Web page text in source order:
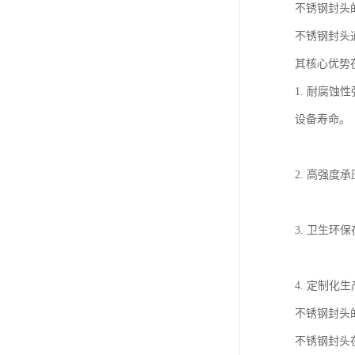
不锈钢封头
不锈钢封头
其核心优势
1. 耐腐蚀
设备寿命。
2. 高强度
3. 卫生环保
4. 定制化生
不锈钢封头
不锈钢封头